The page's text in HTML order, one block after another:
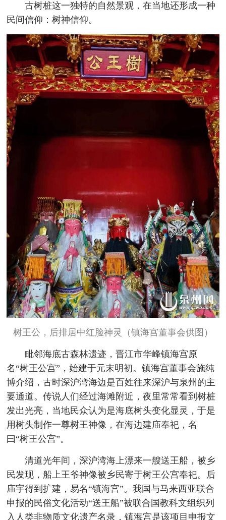
古树桩这一独特的自然景观，在当地还形成一种
民间信仰：树神信仰。
树王公，后排居中红脸神灵（镇海宫董事会供图）
毗邻海底古森林遗迹，晋江市华峰镇海宫原
名“树王公宫”，始建于元末明初。镇海宫董事会施纯
博介绍，古时深沪湾海边是百姓往来深沪与泉州的主
要通道。传说人们经过海滩附近，夜里常常看到树桩
发出光亮，当地民众认为是海底树头变化显灵，于是
用树头制作一尊树王神像，在海边建庙奉祀，名
曰“树王公宫”。
清道光年间，深沪湾海上漂来一艘送王船，被乡
民发现，船上王爷神像被乡民寄于树王公宫奉祀。后
庙宇得到扩建，易名“镇海宫”。我国与马来西亚联合
申报的民俗文化活动“送王船”被联合国教科文组织列
入人类非物质文化遗产名录，镇海宫是该项目申报文